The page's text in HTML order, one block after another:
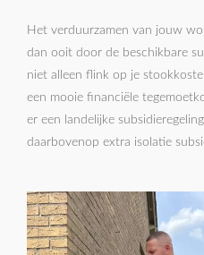
Het verduurzamen van jouw
dan ooit door de beschikbare
niet alleen flink op je
een mooie financiële
er een landelijke
daarbovenop extra isolatie